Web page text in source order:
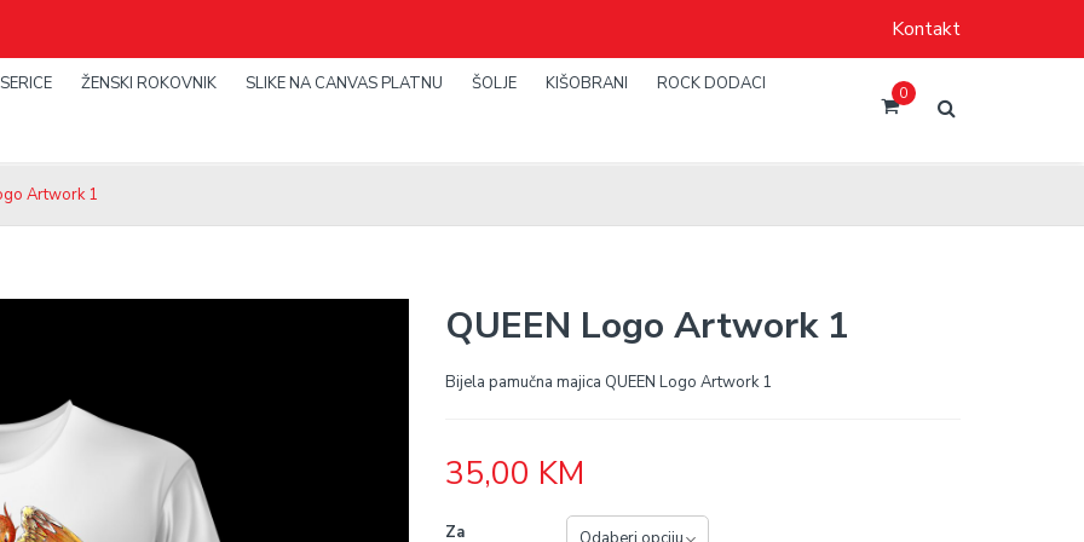
Kontakt
ŽENSKI ROKOVNIK SLIKE NA CANVAS PLATNU ŠOLJE KIŠOBRANI ROCK DODACI 0
Artwork 1
QUEEN Logo Artwork 1
Bijela pamučna majica QUEEN Logo Artwork 1
35,00 KM
Za